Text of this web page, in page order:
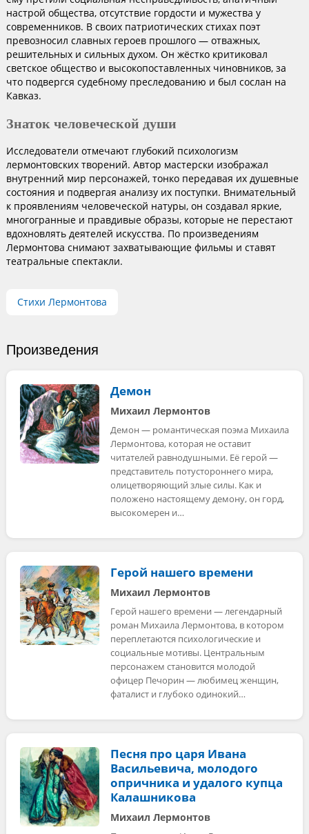
настрой общества, отсутствие гордости и мужества у
современников. В своих патриотических стихах поэт
превозносил славных героев прошлого — отважных,
решительных и сильных духом. Он жёстко критиковал
светское общество и высокопоставленных чиновников, за
что подвергся судебному преследованию и был сослан на
Кавказ.
Знаток человеческой души
Исследователи отмечают глубокий психологизм
лермонтовских творений. Автор мастерски изображал
внутренний мир персонажей, тонко передавая их душевные
состояния и подвергая анализу их поступки. Внимательный
к проявлениям человеческой натуры, он создавал яркие,
многогранные и правдивые образы, которые не перестают
вдохновлять деятелей искусства. По произведениям
Лермонтова снимают захватывающие фильмы и ставят
театральные спектакли.
Стихи Лермонтова
Произведения
Демон
Михаил Лермонтов
Демон — романтическая поэма Михаила
Лермонтова, которая не оставит
читателей равнодушными. Её герой —
представитель потустороннего мира,
олицетворяющий злые силы. Как и
положено настоящему демону, он горд,
высокомерен и…
Герой нашего времени
Михаил Лермонтов
Герой нашего времени — легендарный
роман Михаила Лермонтова, в котором
переплетаются психологические и
социальные мотивы. Центральным
персонажем становится молодой
офицер Печорин — любимец женщин,
фаталист и глубоко одинокий…
Песня про царя Ивана
Васильевича, молодого
опричника и удалого купца
Калашникова
Михаил Лермонтов